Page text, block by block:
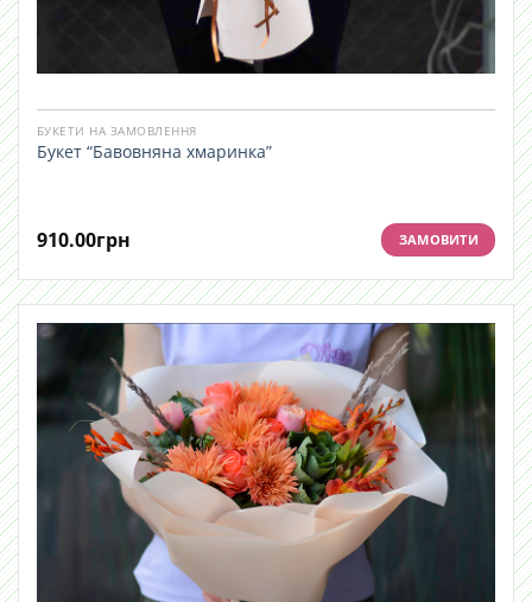
БУКЕТИ НА ЗАМОВЛЕННЯ
Букет “Бавовняна хмаринка”
910.00грн ЗАМОВИТИ